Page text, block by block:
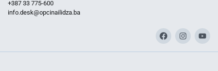
+387 33 775-600
info.desk@opcinailidza.ba